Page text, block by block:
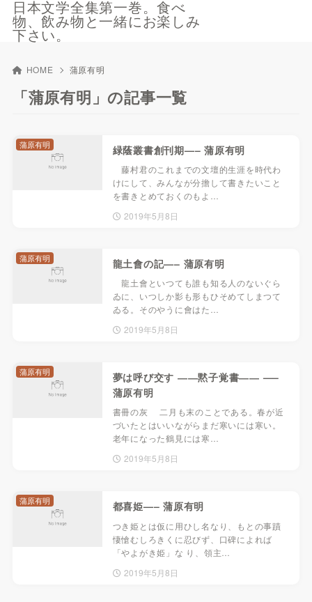
日本文学全集第一巻。食べ
物、飲み物と一緒にお楽しみ
下さい。
HOME 蒲原有明
「蒲原有明」の記事一覧
緑蔭叢書創刊期—– 蒲原有明
藤村君のこれまでの文壇的生涯を時代わ
けにして、みんなが分擔して書きたいこと
を書きとめておくのもよ…
2019年5月8日
蒲原有明
龍土會の記—– 蒲原有明
龍土會といつても誰も知る人のないぐら
ゐに、いつしか影も形もひそめてしまつて
ゐる。そのやうに會はた…
2019年5月8日
蒲原有明
夢は呼び交す ――黙子覚書―― —–
蒲原有明
書冊の灰 二月も末のことである。春が近
づいたとはいいながらまだ寒いには寒い。
老年になった鶴見には寒…
2019年5月8日
蒲原有明
都喜姫—– 蒲原有明
つき姫とは仮に用ひし名なり、もとの事蹟
悽愴むしろきくに忍びず、口碑によれば
「やよがき姫」な り、領主…
2019年5月8日
蒲原有明